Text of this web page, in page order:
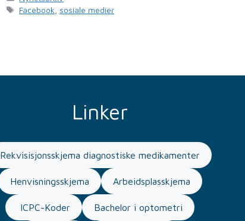
Stikkord
Facebook sosiale medier
Linker
Rekvisisjonsskjema diagnostiske medikamenter
Henvisningsskjema Arbeidsplasskjema
ICPC-Koder Bachelor i optometri